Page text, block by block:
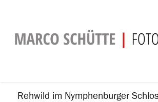
Rehwild im Nymphenburger